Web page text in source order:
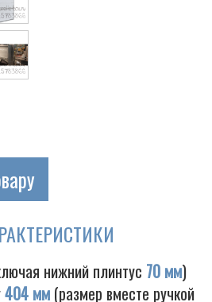
нижний плинтус 70 мм)
404 мм (размер вместе ручкой